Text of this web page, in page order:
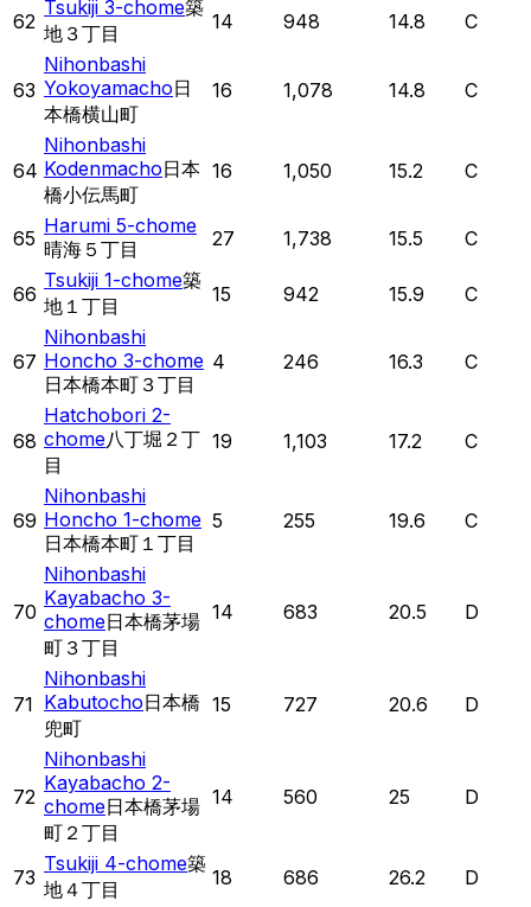
62
Tsukiji 3-chome築
地３丁目
14 948 14.8 C
63
Nihonbashi
Yokoyamacho日
本橋横山町
16 1,078 14.8 C
64
Nihonbashi
Kodenmacho日本
橋小伝馬町
16 1,050 15.2 C
65
Harumi 5-chome
晴海５丁目
27 1,738 15.5 C
66
Tsukiji 1-chome築
地１丁目
15 942 15.9 C
67
Nihonbashi
Honcho 3-chome
日本橋本町３丁目
4 246 16.3 C
68
Hatchobori 2-
chome八丁堀２丁
目
19 1,103 17.2 C
69
Nihonbashi
Honcho 1-chome
日本橋本町１丁目
5 255 19.6 C
70
Nihonbashi
Kayabacho 3-
chome日本橋茅場
町３丁目
14 683 20.5 D
71
Nihonbashi
Kabutocho日本橋
兜町
15 727 20.6 D
72
Nihonbashi
Kayabacho 2-
chome日本橋茅場
町２丁目
14 560 25 D
73
Tsukiji 4-chome築
地４丁目
18 686 26.2 D